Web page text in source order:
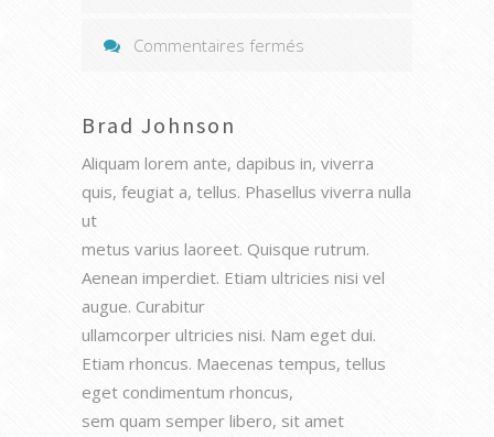
Commentaires fermés
Brad Johnson
Aliquam lorem ante, dapibus in, viverra
quis, feugiat a, tellus. Phasellus viverra nulla
ut
metus varius laoreet. Quisque rutrum.
Aenean imperdiet. Etiam ultricies nisi vel
augue. Curabitur
ullamcorper ultricies nisi. Nam eget dui.
Etiam rhoncus. Maecenas tempus, tellus
eget condimentum rhoncus,
sem quam semper libero, sit amet